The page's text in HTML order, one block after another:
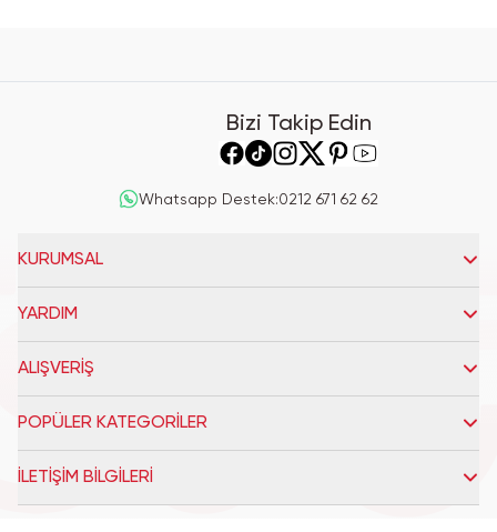
Bizi Takip Edin
Whatsapp Destek:0212 671 62 62
KURUMSAL
YARDIM
ALIŞVERİŞ
POPÜLER KATEGORİLER
İLETİŞİM BİLGİLERİ